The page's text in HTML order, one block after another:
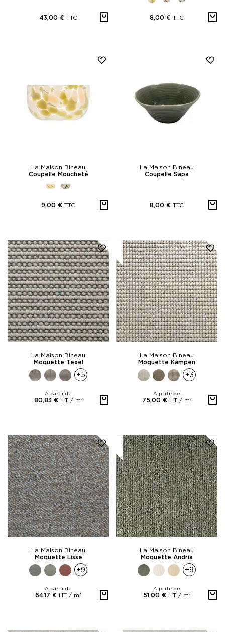
43,00 € TTC 8,00 € TTC
La Maison Bineau
Coupelle Moucheté
9,00 € TTC
La Maison Bineau
Coupelle Sapa
8,00 € TTC
La Maison Bineau
Moquette Texel
+5
A partir de
80,83 € HT / m²
La Maison Bineau
Moquette Kampen
+3
A partir de
75,00 € HT / m²
La Maison Bineau
Moquette Lisse
+9
A partir de
64,17 € HT / m²
La Maison Bineau
Moquette Andria
+9
A partir de
51,00 € HT / m²